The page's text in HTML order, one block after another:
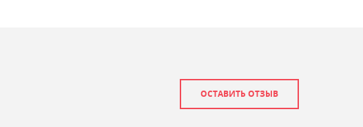
ОСТАВИТЬ ОТЗЫВ